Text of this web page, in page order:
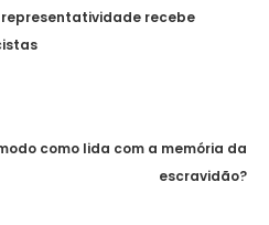
recebe
como lida com a memória da
escravidão?